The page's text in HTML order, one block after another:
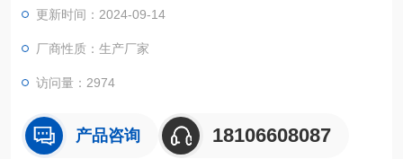
更新时间：2024-09-14
厂商性质：生产厂家
访问量：2974
产品咨询 18106608087